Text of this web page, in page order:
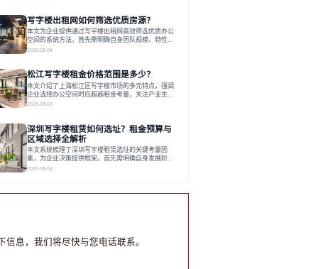
衡。对于许多正在成长或寻求稳定发展的企业而言，
寻找一处合适的办公空间是一项至关重要的决策。这
不仅关系到团队的日常工作效率与协作氛围，更直接
影响着企业的品牌形象、运营成本
写字楼出租网如何筛选优质房源？
本文为企业提供通过写字楼出租网高效筛选优质办公
空间的系统方法。首先需明确自身团队规模、特性、
预算等核心需求。线上筛选时，应深入解读房源参
背景与持续服务能力。完成线上初选后，必须进行线
下实地验证，核对空间实景、测试设施、感受园区氛
围并确认合同条款，从而做出精确决策。在数字化时
代，写字楼出租网已成为企业寻找
2026-08-04
松江写字楼租金价格范围是多少？
本文介绍了上海松江区写字楼市场的多元特点，强调
企业选择办公空间时应超越租金考量，关注产业生态
与综合服务。文章分析了市场概况、影响空间价值的
建服务生态助力企业成长，建议企业系统评估需求与
长期价值，选择匹配的发展载体。对于许多寻求在上
海松江区设立或扩展办公空间的企业而言，了解该区
域的写字楼市场概况是决策的首先
2026-08-03
深圳写字楼租赁如何选址？租金预算与
区域选择全解析
本文系统梳理了深圳写字楼租赁选址的关键考量因
素，为企业决策提供框架。首先需明确自身发展阶
段、团队规模和文化特质等核心需求。深圳多中心商
业园注重生态与社群，适合文创、科技类企业。评估
2026-08-03
信息，我们将尽快与您电话联系。